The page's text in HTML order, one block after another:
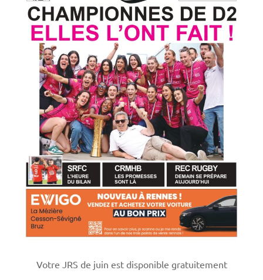
Votre JRS de juin est disponible gratuitement